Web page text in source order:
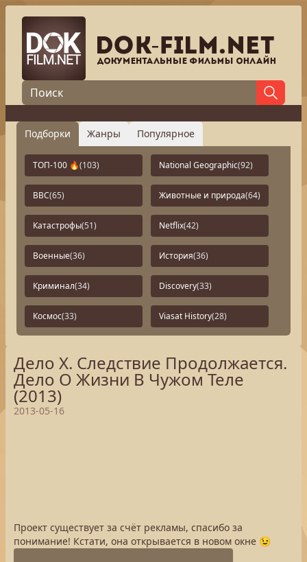
Подборки Жанры Популярное
ТОП-100 🔥(103) National Geographic(92)
BBC(65) Животные и природа(64)
Катастрофы(51) Netflix(42)
Военные(36) История(36)
Криминал(34) Discovery(33)
Космос(33) Viasat History(28)
Дело Х. Следствие Продолжается.
Дело О Жизни В Чужом Теле
(2013)
2013-05-16
Проект существует за счёт рекламы, спасибо за
понимание! Кстати, она открывается в новом окне 😉